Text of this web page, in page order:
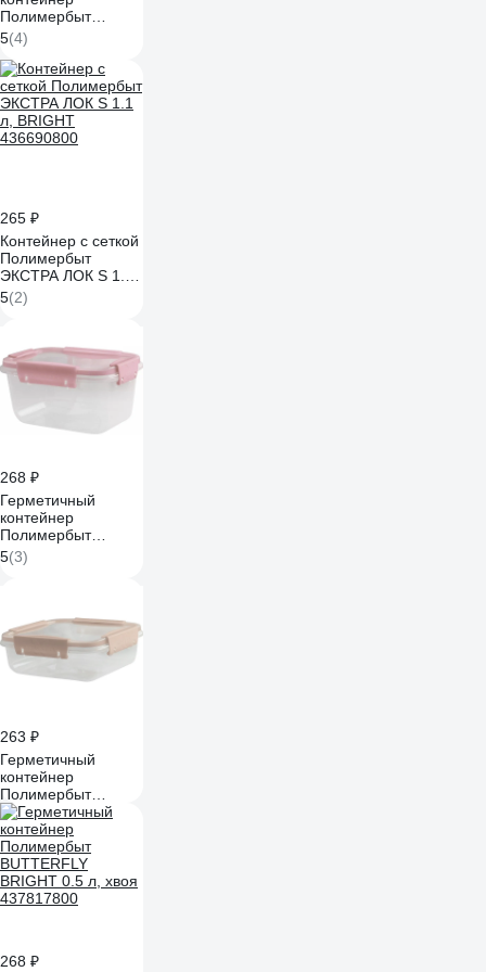
Полимербыт
BUTTERFLY
BRIGHT 0.8 л,
красный 437835900
5(4)
265 ₽
Контейнер с сеткой
Полимербыт
ЭКСТРА ЛОК S 1.1
л, BRIGHT
436690800
5(2)
268 ₽
Герметичный
контейнер
Полимербыт
BUTTERFLY LIGHT
0.5 л, розовый
5(3)
263 ₽
Герметичный
контейнер
Полимербыт
BUTTERFLY LIGHT
0.8 л, розовый
437839200
268 ₽